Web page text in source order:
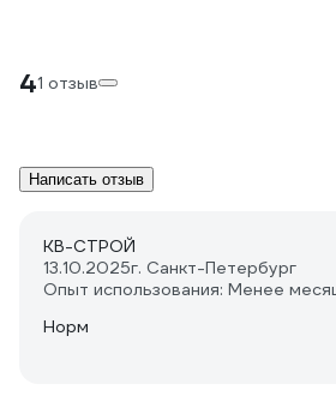
41 отзыв
Написать отзыв
КВ-СТРОЙ
13.10.2025г. Санкт-Петербург
Опыт использования: Менее
Норм